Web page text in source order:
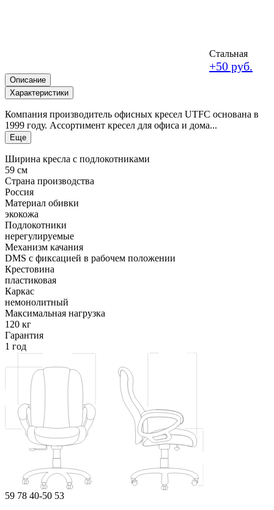
Стальная
+50 руб.
Описание
Характеристики
Компания производитель офисных кресел UTFC основана в
1999 году. Ассортимент кресел для офиса и дома...
Еще
Ширина кресла с подлокотниками
59 см
Страна производства
Россия
Материал обивки
экокожа
Подлокотники
нерегулируемые
Механизм качания
DMS с фиксацией в рабочем положении
Крестовина
пластиковая
Каркас
немонолитный
Максимальная нагрузка
120 кг
Гарантия
1 год
59 78 40-50 53